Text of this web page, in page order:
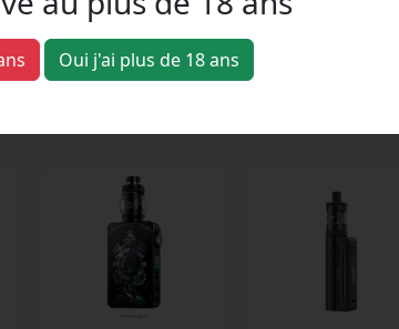
mineurs (-18 ans).
Oui j'ai plus de 18 ans